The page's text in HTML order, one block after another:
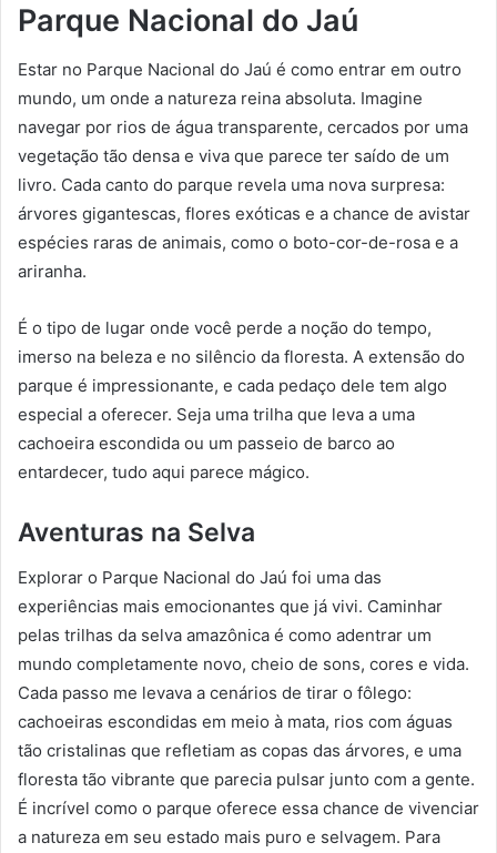
Parque Nacional do Jaú
Estar no Parque Nacional do Jaú é como entrar em outro
mundo, um onde a natureza reina absoluta. Imagine
navegar por rios de água transparente, cercados por uma
vegetação tão densa e viva que parece ter saído de um
livro. Cada canto do parque revela uma nova surpresa:
árvores gigantescas, flores exóticas e a chance de avistar
espécies raras de animais, como o boto-cor-de-rosa e a
ariranha.
É o tipo de lugar onde você perde a noção do tempo,
imerso na beleza e no silêncio da floresta. A extensão do
parque é impressionante, e cada pedaço dele tem algo
especial a oferecer. Seja uma trilha que leva a uma
cachoeira escondida ou um passeio de barco ao
entardecer, tudo aqui parece mágico.
Aventuras na Selva
Explorar o Parque Nacional do Jaú foi uma das
experiências mais emocionantes que já vivi. Caminhar
pelas trilhas da selva amazônica é como adentrar um
mundo completamente novo, cheio de sons, cores e vida.
Cada passo me levava a cenários de tirar o fôlego:
cachoeiras escondidas em meio à mata, rios com águas
tão cristalinas que refletiam as copas das árvores, e uma
floresta tão vibrante que parecia pulsar junto com a gente.
É incrível como o parque oferece essa chance de vivenciar
a natureza em seu estado mais puro e selvagem. Para